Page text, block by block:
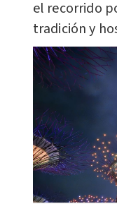
el recorrido
tradición y